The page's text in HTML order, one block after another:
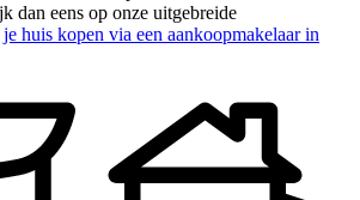
dan eens op onze uitgebreide
je huis kopen via een aankoopmakelaar in